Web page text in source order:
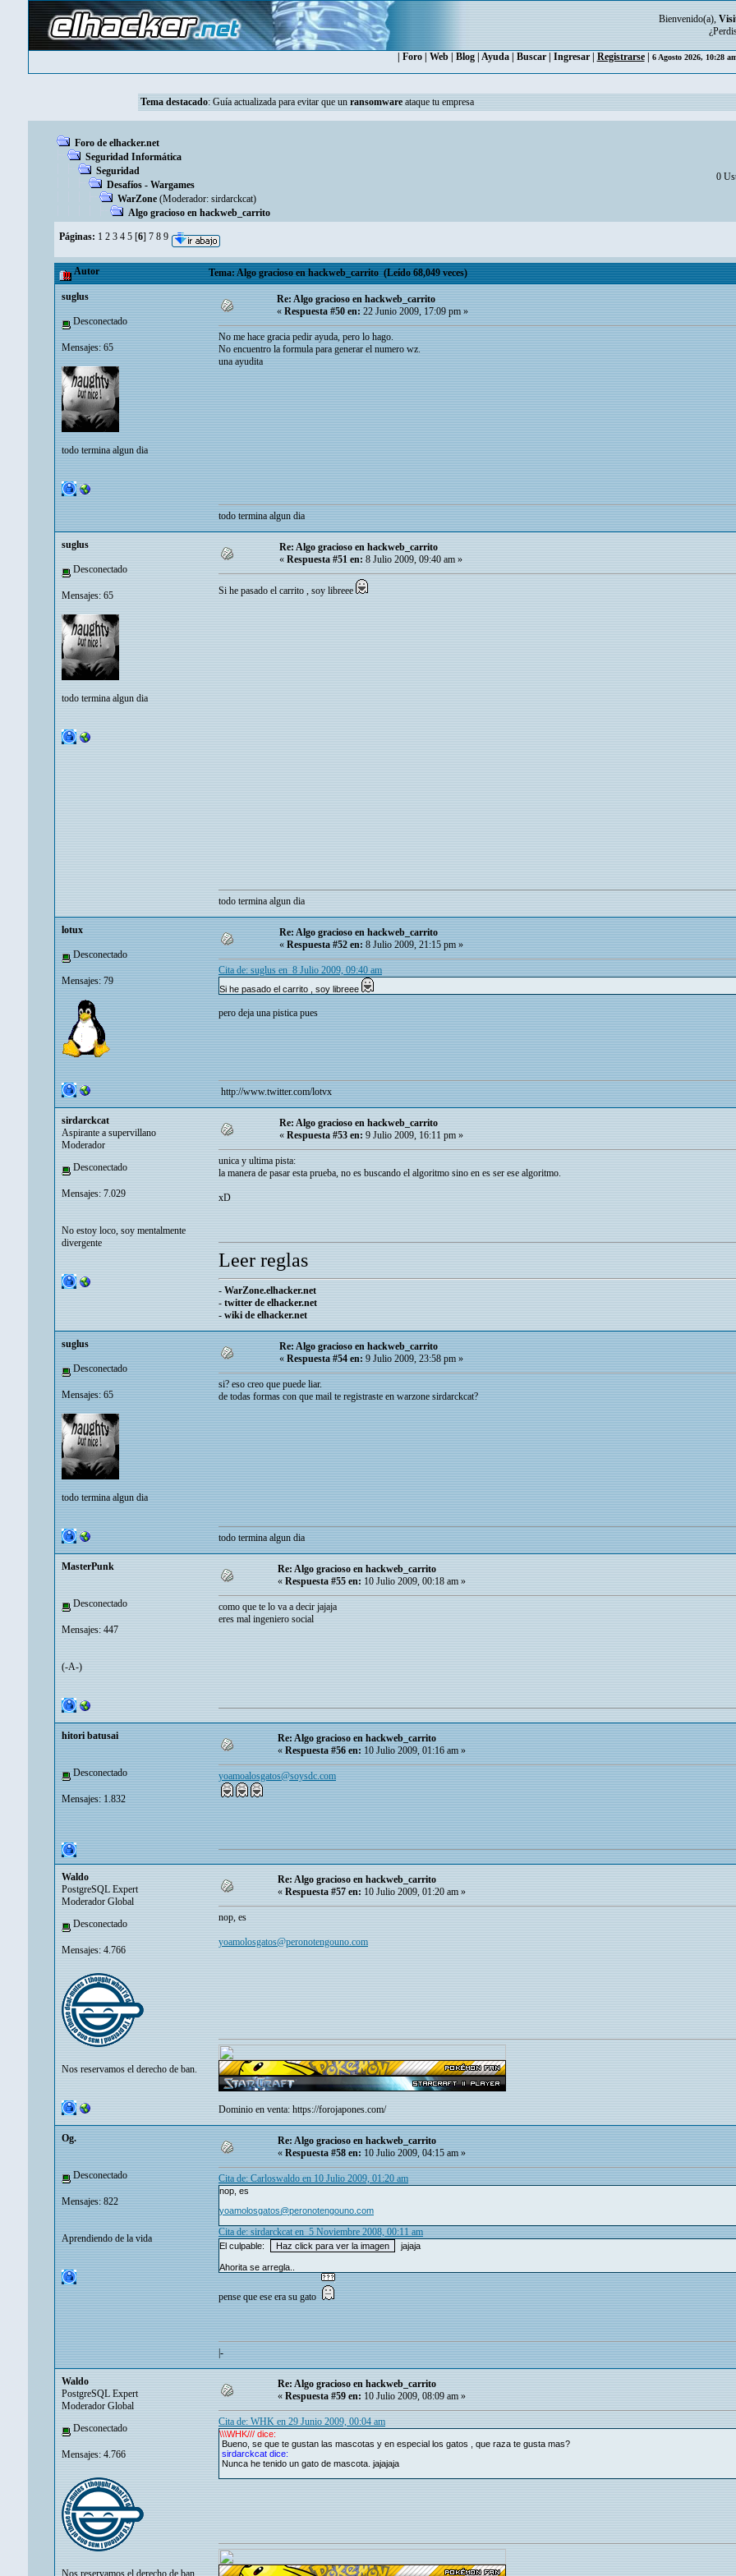
Bienvenido(a),
Foro| Web| Blog| Ayuda| Buscar| Ingresar| Registrarse| 6 Agosto 2026, 10:28
Tema destacado: Guía actualizada para evitar que un ransomware ataque tu empresa
Foro de elhacker.net
Seguridad Informática
Seguridad
Desafíos - Wargames
WarZone (Moderador: sirdarckcat)
Algo gracioso en hackweb_carrito
0
Páginas: 1 2 3 4 5 [6] 7 8 9
Autor Tema: Algo gracioso en hackweb_carrito (Leído 68,049 veces)
suglus
Desconectado
Mensajes: 65
todo termina algun dia
Re: Algo gracioso en hackweb_carrito
«Respuesta #50 en:22 Junio 2009, 17:09 pm »
No me hace gracia pedir ayuda, pero lo hago.
No encuentro la formula para generar el numero wz.
una ayudita
todo termina algun dia
suglus
Desconectado
Mensajes: 65
todo termina algun dia
Re: Algo gracioso en hackweb_carrito
« Respuesta #51 en: 8 Julio 2009, 09:40 am »
Si he pasado el carrito , soy libreee
todo termina algun dia
lotux
Desconectado
Mensajes: 79
Re: Algo gracioso en hackweb_carrito
«Respuesta #52 en:8 Julio 2009, 21:15 pm »
Cita de: suglus en 8 Julio 2009, 09:40 am
Si he pasado el carrito , soy libreee
pero deja una pistica pues
http://www.twitter.com/lotvx
sirdarckcat
Aspirante a supervillano
Moderador
Desconectado
Mensajes: 7.029
No estoy loco, soy mentalmente
divergente
Re: Algo gracioso en hackweb_carrito
« Respuesta #53 en: 9 Julio 2009, 16:11 pm »
unica y ultima pista:
la manera de pasar esta prueba, no es buscando el algoritmo sino en es ser ese algoritmo.
xD
Leer reglas
- WarZone.elhacker.net
- twitter de elhacker.net
- wiki de elhacker.net
suglus
Desconectado
Mensajes: 65
todo termina algun dia
Re: Algo gracioso en hackweb_carrito
«Respuesta #54 en:9 Julio 2009, 23:58 pm »
si? eso creo que puede liar.
de todas formas con que mail te registraste en warzone sirdarckcat?
todo termina algun dia
MasterPunk
Desconectado
Mensajes: 447
(-A-)
Re: Algo gracioso en hackweb_carrito
« Respuesta #55 en: 10 Julio 2009, 00:18 am »
como que te lo va a decir jajaja
eres mal ingeniero social
hitori batusai
Desconectado
Mensajes: 1.832
Re: Algo gracioso en hackweb_carrito
«Respuesta #56 en:10 Julio 2009, 01:16 am »
yoamoalosgatos@soysdc.com
Waldo
PostgreSQL Expert
Moderador Global
Desconectado
Mensajes: 4.766
Nos reservamos el derecho de ban.
Re: Algo gracioso en hackweb_carrito
« Respuesta #57 en: 10 Julio 2009, 01:20 am »
nop, es
yoamolosgatos@peronotengouno.com
Dominio en venta: https://forojapones.com/
Og.
Desconectado
Mensajes: 822
Aprendiendo de la vida
Re: Algo gracioso en hackweb_carrito
«Respuesta #58 en:10 Julio 2009, 04:15 am »
Cita de: Carloswaldo en 10 Julio 2009, 01:20 am
nop, es
yoamolosgatos@peronotengouno.com
Cita de: sirdarckcat en 5 Noviembre 2008, 00:11 am
El culpable: jajaja
Ahorita se arregla..
pense que ese era su gato
|-
Waldo
PostgreSQL Expert
Moderador Global
Desconectado
Mensajes: 4.766
Nos reservamos el derecho de ban.
Re: Algo gracioso en hackweb_carrito
« Respuesta #59 en: 10 Julio 2009, 08:09 am »
Cita de: WHK en 29 Junio 2009, 00:04 am
\\\WHK/// dice:
Bueno, se que te gustan las mascotas y en especial los gatos , que raza te gusta mas?
sirdarckcat dice:
Nunca he tenido un gato de mascota. jajajaja